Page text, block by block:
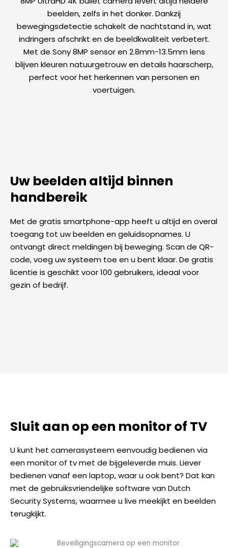
beelden, zelfs in het donker. Dankzij
bewegingsdetectie schakelt de nachtstand in, wat
indringers afschrikt en de beeldkwaliteit verbetert.
Met de Sony 8MP sensor en 2.8mm-13.5mm lens
blijven kleuren natuurgetrouw en details haarscherp,
perfect voor het herkennen van personen en
voertuigen.
Uw beelden altijd binnen
handbereik
Met de gratis smartphone-app heeft u altijd en overal
toegang tot uw beelden en geluidsopnames. U
ontvangt direct meldingen bij beweging. Scan de QR-
code, voeg uw systeem toe en u bent klaar. De gratis
licentie is geschikt voor 100 gebruikers, ideaal voor
gezin of bedrijf.
Sluit aan op een monitor of TV
U kunt het camerasysteem eenvoudig bedienen via
een monitor of tv met de bijgeleverde muis. Liever
bedienen vanaf een laptop, waar u ook bent? Dat kan
met de gebruiksvriendelijke software van Dutch
Security Systems, waarmee u live meekijkt en beelden
terugkijkt.